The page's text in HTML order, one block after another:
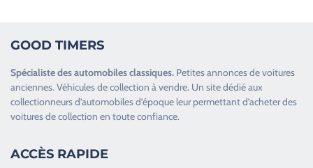
GOOD TIMERS
Spécialiste desautomobiles classiques. Petites annonces devoitures
anciennes.Véhicules de collection à vendre. Un site dédié aux
collectionneurs d’automobiles d’époque leur permettant d’acheter des
voitures de collection en toute confiance.
ACCÈS RAPIDE